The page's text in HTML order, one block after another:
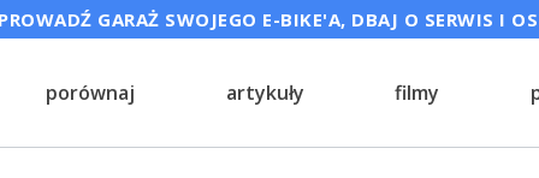
GARAŻ SWOJEGO E-BIKE'A, DBAJ O SERWIS I
porównaj artykuły filmy